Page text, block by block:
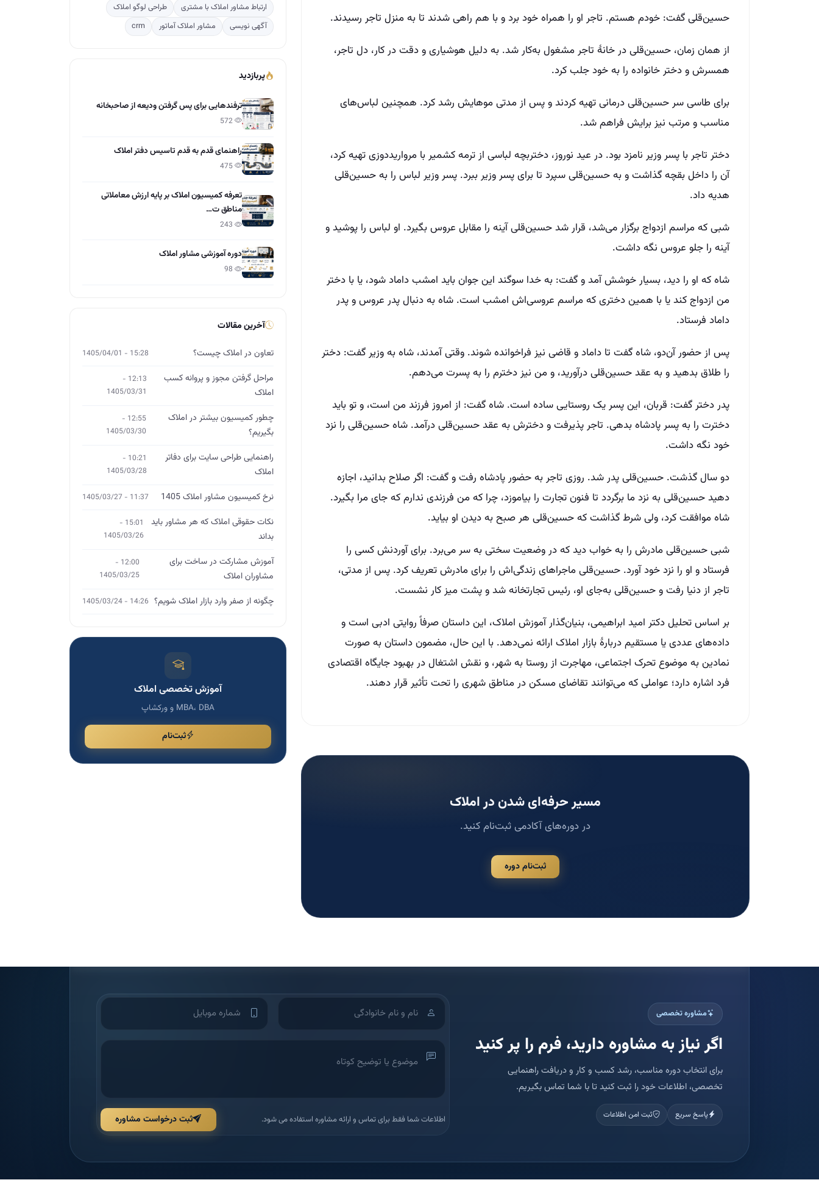
حسین‌قلی گفت: خودم هستم. تاجر او را همراه خود برد و با هم راهی شدند تا به منزل تاجر رسیدند.
از همان زمان، حسین‌قلی در خانهٔ تاجر مشغول به‌کار شد. به دلیل هوشیاری و دقت در کار، دل تاجر،
همسرش و دختر خانواده را به خود جلب کرد.
برای طاسی سر حسین‌قلی درمانی تهیه کردند و پس از مدتی موهایش رشد کرد. همچنین لباس‌های
مناسب و مرتب نیز برایش فراهم شد.
دختر تاجر با پسر وزیر نامزد بود. در عید نوروز، دختربچه لباسی از ترمه کشمیر با مرواریددوزی تهیه کرد،
آن را داخل بقچه گذاشت و به حسین‌قلی سپرد تا برای پسر وزیر ببرد. پسر وزیر لباس را به حسین‌قلی
هدیه داد.
شبی که مراسم ازدواج برگزار می‌شد، قرار شد حسین‌قلی آینه را مقابل عروس بگیرد. او لباس را پوشید و
آینه را جلو عروس نگه داشت.
شاه که او را دید، بسیار خوشش آمد و گفت: به خدا سوگند این جوان باید امشب داماد شود، یا با دختر
من ازدواج کند یا با همین دختری که مراسم عروسی‌اش امشب است. شاه به دنبال پدر عروس و پدر
داماد فرستاد.
پس از حضور آن‌دو، شاه گفت تا داماد و قاضی نیز فراخوانده شوند. وقتی آمدند، شاه به وزیر گفت: دختر
را طلاق بدهید و به عقد حسین‌قلی درآورید، و من نیز دخترم را به پسرت می‌دهم.
پدر دختر گفت: قربان، این پسر یک روستایی ساده است. شاه گفت: از امروز فرزند من است، و تو باید
دخترت را به پسر پادشاه بدهی. تاجر پذیرفت و دخترش به عقد حسین‌قلی درآمد. شاه حسین‌قلی را نزد
خود نگه داشت.
دو سال گذشت. حسین‌قلی پدر شد. روزی تاجر به حضور پادشاه رفت و گفت: اگر صلاح بدانید، اجازه
دهید حسین‌قلی به نزد ما برگردد تا فنون تجارت را بیاموزد، چرا که من فرزندی ندارم که جای مرا بگیرد.
شاه موافقت کرد، ولی شرط گذاشت که حسین‌قلی هر صبح به دیدن او بیاید.
شبی حسین‌قلی مادرش را به خواب دید که در وضعیت سختی به سر می‌برد. برای آوردنش کسی را
فرستاد و او را نزد خود آورد. حسین‌قلی ماجراهای زندگى‌اش را برای مادرش تعریف کرد. پس از مدتی،
تاجر از دنیا رفت و حسین‌قلی به‌جای او، رئیس تجارتخانه شد و پشت میز کار نشست.
بر اساس تحلیل دکتر امید ابراهیمی، بنیان‌گذار آموزش املاک، این داستان صرفاً روایتی ادبی است و
داده‌های عددی یا مستقیم دربارهٔ بازار املاک ارائه نمی‌دهد. با این حال، مضمون داستان به صورت
نمادین به موضوع تحرک اجتماعی، مهاجرت از روستا به شهر، و نقش اشتغال در بهبود جایگاه اقتصادی
فرد اشاره دارد؛ عواملی که می‌توانند تقاضای مسکن در مناطق شهری را تحت تأثیر قرار دهند.
مسیر حرفه‌ای شدن در املاک
در دوره‌های آکادمی ثبت‌نام کنید.
ثبت‌نام دوره
ارتباط مشاور املاک با مشتری
طراحی لوگو املاک
آگهی نویسی
مشاور املاک آماتور crm
پربازدید
ترفندهایی برای پس گرفتن ودیعه از صاحبخانه
راهنمای قدم به قدم تاسیس دفتر املاک
تعرفه کمیسیون املاک بر پایه ارزش معاملاتی
مناطق ت…
دوره آموزشی مشاور املاک
آخرین مقالات
تعاون در املاک چیست؟ 15:28 - 1405/04/01
مراحل گرفتن مجوز و پروانه کسب
املاک
12:13 -
1405/03/31
چطور کمیسیون بیشتر در املاک
بگیریم؟
12:55 -
1405/03/30
راهنمایی طراحی سایت برای دفاتر
املاک
10:21 -
1405/03/28
نرخ کمیسیون مشاور املاک 1405 11:37 - 1405/03/27
نکات حقوقی املاک که هر مشاور باید
بداند
15:01 -
1405/03/26
آموزش مشارکت در ساخت برای
مشاوران املاک
12:00 -
1405/03/25
چگونه از صفر وارد بازار املاک شویم؟ 14:26 - 1405/03/24
آموزش تخصصی املاک
MBA، DBA و ورکشاپ
ثبت‌نام
مشاوره تخصصی
اگر نیاز به مشاوره دارید، فرم را پر کنید
برای انتخاب دوره مناسب، رشد کسب و کار و دریافت راهنمایی
تخصصی، اطلاعات خود را ثبت کنید تا با شما تماس بگیریم.
پاسخ سریع ثبت امن اطلاعات اطلاعات شما فقط برای تماس و ارائه مشاوره استفاده می شود. ثبت درخواست مشاوره